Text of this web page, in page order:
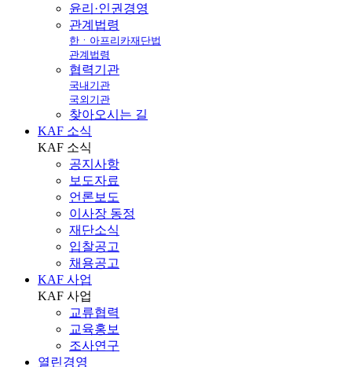
윤리·인권경영
관계법령
한ㆍ아프리카재단법
관계법령
협력기관
국내기관
국외기관
찾아오시는 길
KAF 소식
KAF 소식
공지사항
보도자료
언론보도
이사장 동정
재단소식
입찰공고
채용공고
KAF 사업
KAF 사업
교류협력
교육홍보
조사연구
열린경영